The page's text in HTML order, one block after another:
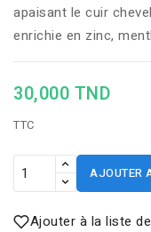
apaisant le cuir
enrichie en zinc,
30,000 TND
TTC
AJOUTER
Ajouter à la liste